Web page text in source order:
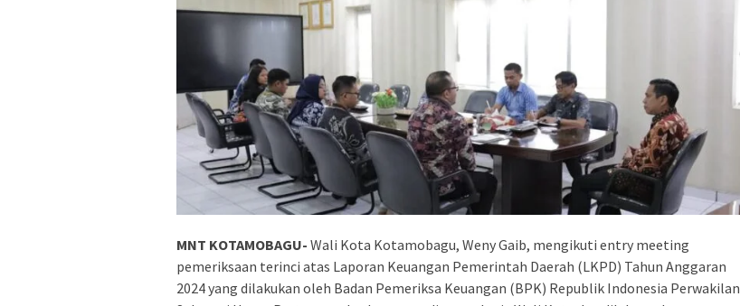
MNT KOTAMOBAGU- Wali Kota Kotamobagu, Weny Gaib, mengikuti entry meeting
pemeriksaan terinci atas Laporan Keuangan Pemerintah Daerah (LKPD) Tahun Anggaran
2024 yang dilakukan oleh Badan Pemeriksa Keuangan (BPK) Republik Indonesia Perwakilan